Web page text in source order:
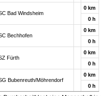
Bad Windsheim
0 km
0 h
Bechhofen
0 km
0 h
Fürth
0 km
0 h
Bubenreuth/Möhrendorf
0 km
0 h